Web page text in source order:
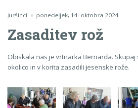
Juršinci ponedeljek, 14. oktobra 2024
Zasaditev rož
Obiskala nas je vrtnarka Bernarda. Skupaj
okolico in v korita zasadili jesenske rože.